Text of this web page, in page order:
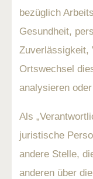
bezüglich
Gesundheit,
Zuverlässigkeit,
Ortswechsel
analysieren
Als
juristische
andere Stelle,
anderen über